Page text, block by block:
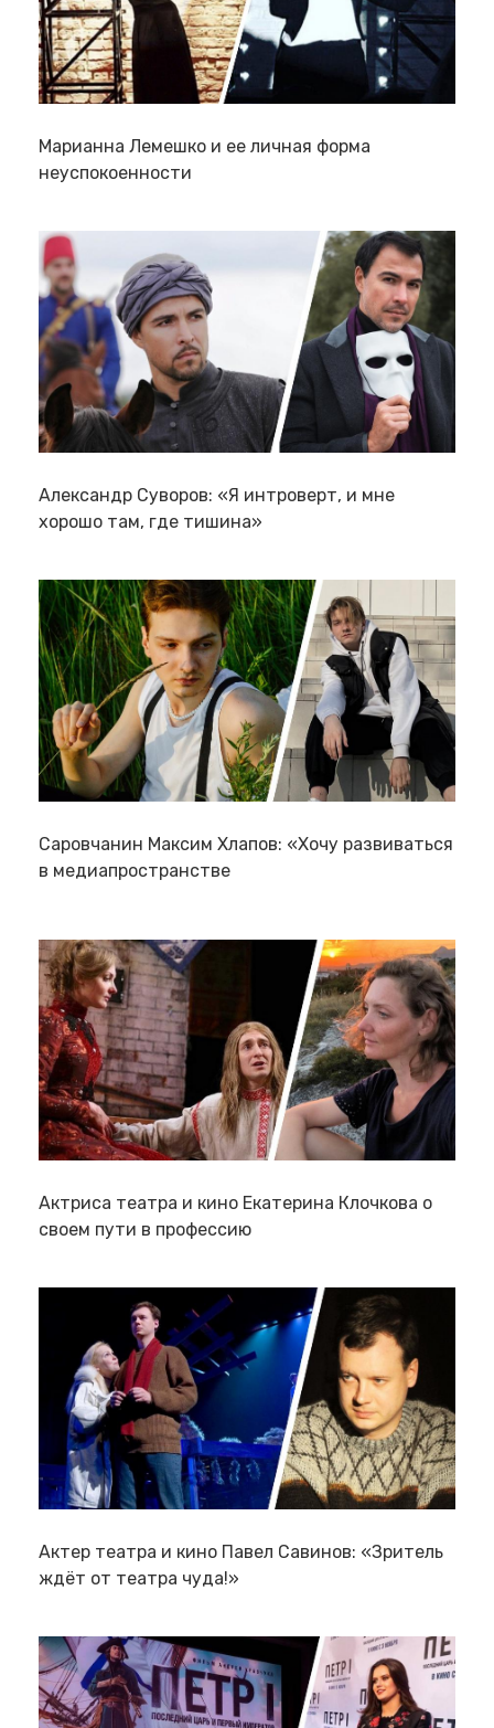
Марианна Лемешко и ее личная форма
неуспокоенности
Александр Суворов: «Я интроверт, и мне
хорошо там, где тишина»
Саровчанин Максим Хлапов: «Хочу развиваться
в медиапространстве
Актриса театра и кино Екатерина Клочкова о
своем пути в профессию
Актер театра и кино Павел Савинов: «Зритель
ждёт от театра чуда!»